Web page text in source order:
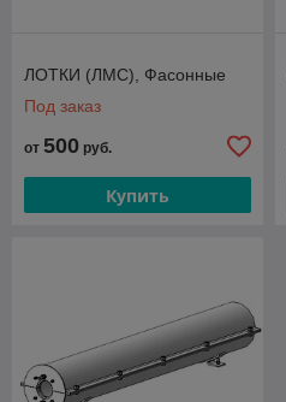
ЛОТКИ (ЛМС), Фасонные
Под заказ
от 500 руб.
Купить